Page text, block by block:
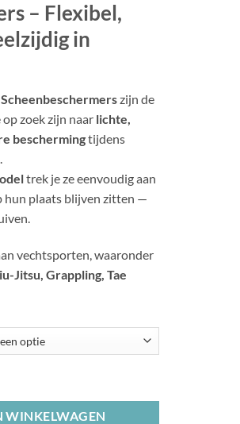
– Flexibel,
in
zijn de
zoek zijn naar lichte,
beschermingtijdens
trek je ze eenvoudig aan
hun plaats blijven zitten —
vechtsporten, waaronder
Jitsu, Grappling, Tae
WINKELWAGEN